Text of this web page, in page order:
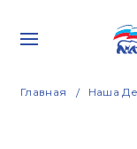
Главная Наша